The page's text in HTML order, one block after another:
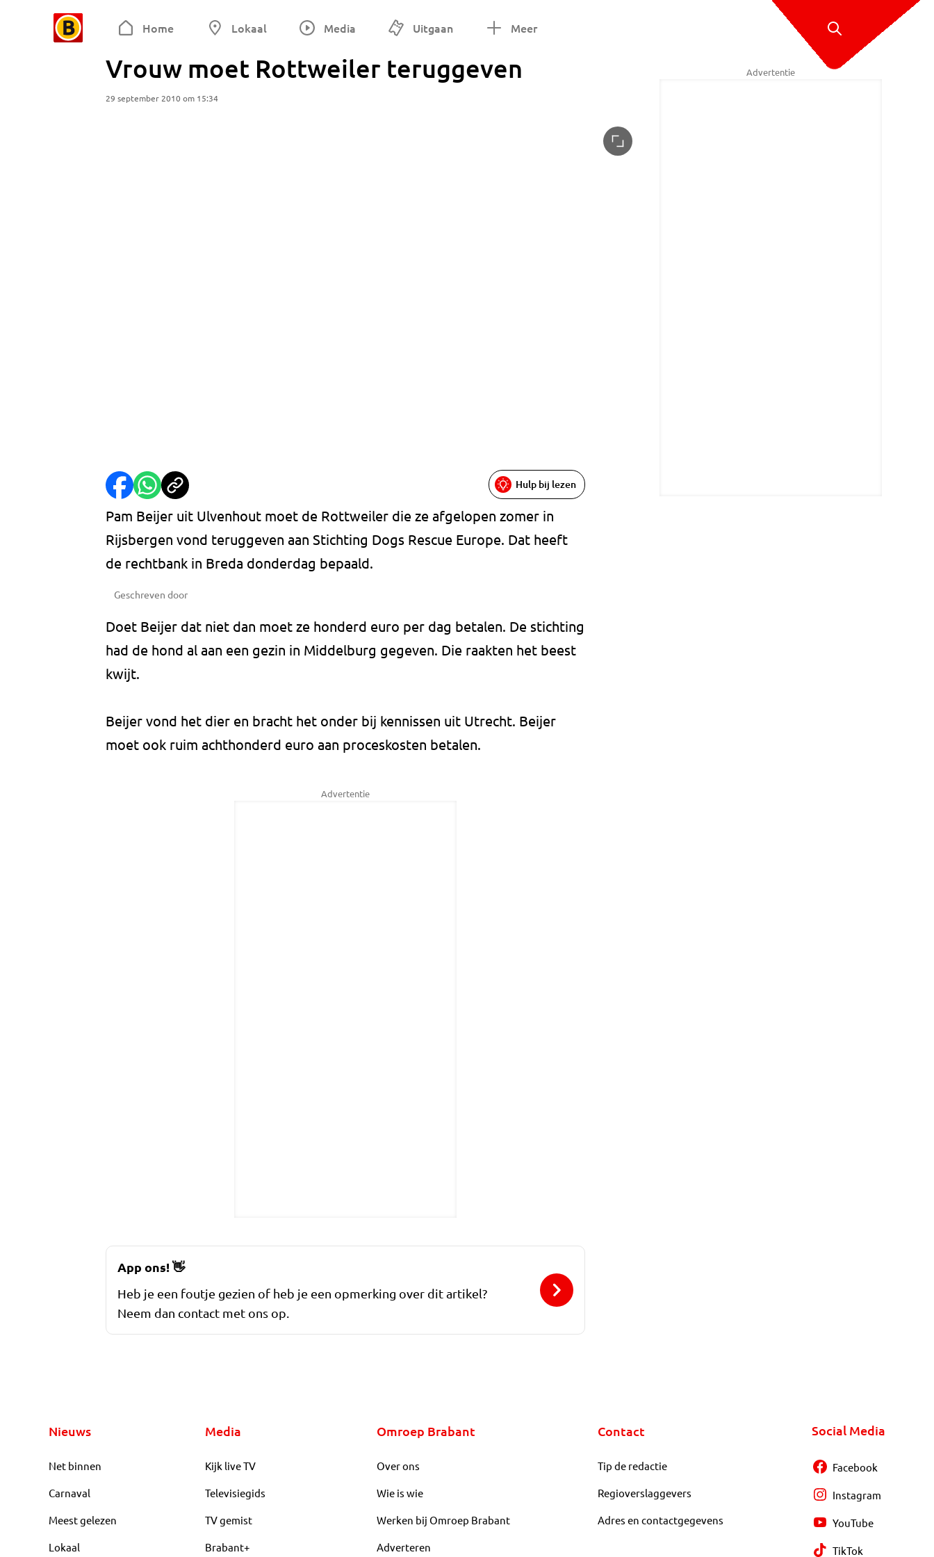
Home Lokaal Media Uitgaan Meer
Vrouw moet Rottweiler teruggeven
29 september 2010 om 15:34
Hulp bij lezen
Pam Beijer uit Ulvenhout moet de Rottweiler die ze afgelopen zomer in
Rijsbergen vond teruggeven aan Stichting Dogs Rescue Europe. Dat heeft
de rechtbank in Breda donderdag bepaald.
Geschreven door
Doet Beijer dat niet dan moet ze honderd euro per dag betalen. De stichting
had de hond al aan een gezin in Middelburg gegeven. Die raakten het beest
kwijt.
Beijer vond het dier en bracht het onder bij kennissen uit Utrecht. Beijer
moet ook ruim achthonderd euro aan proceskosten betalen.
Advertentie
Advertentie
App ons!👋
Heb je een foutje gezien of heb je een opmerking over dit artikel?
Neem dan contact met ons op.
Nieuws
Net binnen
Carnaval
Meest gelezen
Lokaal
Media
Kijk live TV
Televisiegids
TV gemist
Brabant+
Omroep Brabant
Over ons
Wie is wie
Werken bij Omroep Brabant
Adverteren
Contact
Tip de redactie
Regioverslaggevers
Adres en contactgegevens
Social Media
Facebook
Instagram
YouTube
TikTok